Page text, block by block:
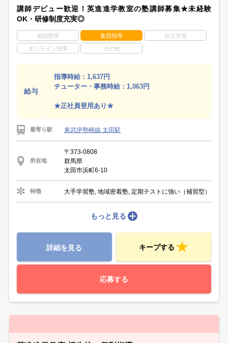
講師デビュー歓迎！英進進学教室の塾講師募集★未経験
OK・研修制度充実◎
個別指導 集団指導 自立学習
オンライン指導 その他
給与
指導時給：1,637円
チューター・事務時給：1,063円
★正社員登用あり★
最寄り駅 東武伊勢崎線 太田駅
所在地
〒373-0808
群馬県
太田市浜町6-10
特徴 大手学習塾, 地域密着塾, 定期テストに強い（補習型）
もっと見る
詳細を見る キープする
応募する